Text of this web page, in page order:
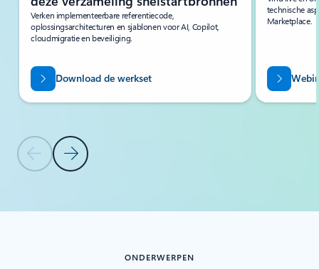
Vorige diaVolgende dia
Verken implementeerbare referentiecode,
oplossingsarchitecturen en sjablonen voor AI, Copilot,
cloudmigratie en beveiliging.
Download de werkset
technische
Marketplace.
Terug naar carrousel met navigatiebesturingselementen
ONDERWERPEN